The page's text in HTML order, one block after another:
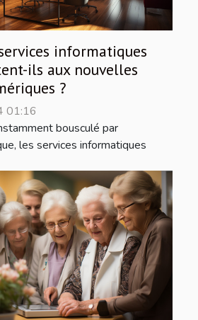
informatiques
ils aux nouvelles
?
01:16
bousculé par
les services informatiques